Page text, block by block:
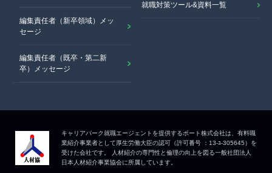
編集責任者（新卒領域）メッ
セージ
編集責任者（既卒・第二新
卒）メッセージ
就職対策ツール&資料一覧